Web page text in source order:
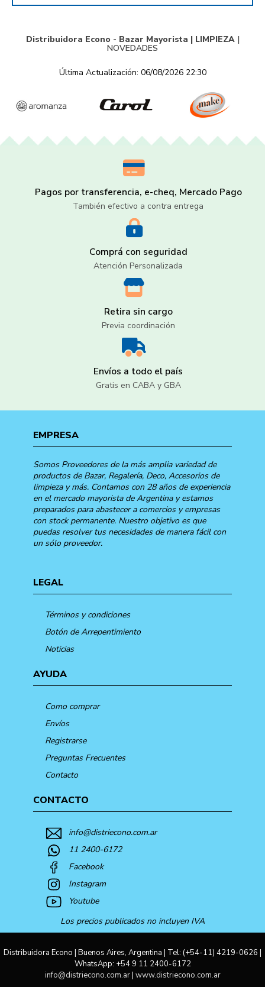
Distribuidora Econo - Bazar Mayorista | LIMPIEZA|
NOVEDADES
Última Actualización: 06/08/2026 22:30
Pagos por transferencia, e-cheq, Mercado Pago
También efectivo a contra entrega
Comprá con seguridad
Atención Personalizada
Retira sin cargo
Previa coordinación
Envíos a todo el país
Gratis en CABA y GBA
EMPRESA
Somos Proveedores de la más amplia variedad de
productos de Bazar, Regalería, Deco, Accesorios de
limpieza y más. Contamos con 28 años de experiencia
en el mercado mayorista de Argentina y estamos
preparados para abastecer a comercios y empresas
con stock permanente. Nuestro objetivo es que
puedas resolver tus necesidades de manera fácil con
un sólo proveedor.
LEGAL
Términos y condiciones
Botón de Arrepentimiento
Noticias
AYUDA
Como comprar
Envíos
Registrarse
Preguntas Frecuentes
Contacto
CONTACTO
info@distriecono.com.ar
11 2400-6172
Facebook
Instagram
Youtube
Los precios publicados no incluyen IVA
Distribuidora Econo | Buenos Aires, Argentina | Tel: (+54-11) 4219-0626 |
WhatsApp: +54 9 11 2400-6172
info@distriecono.com.ar| www.distriecono.com.ar